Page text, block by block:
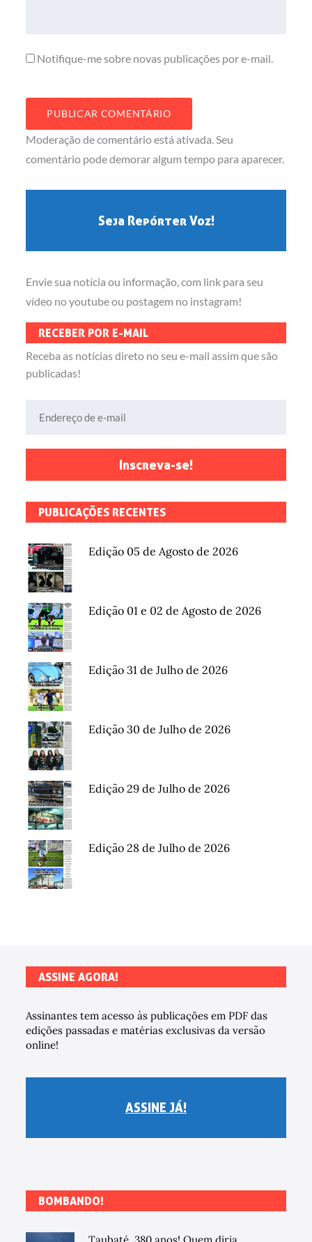
Notifique-me sobre novas publicações por e-mail.
Moderação de comentário está ativada. Seu
comentário pode demorar algum tempo para aparecer.
Seja Repórter Voz!
Envie sua notícia ou informação, com link para seu
vídeo no youtube ou postagem no instagram!
RECEBER POR E-MAIL
Receba as notícias direto no seu e-mail assim que são
publicadas!
Inscreva-se!
PUBLICAÇÕES RECENTES
Edição 05 de Agosto de 2026
Edição 01 e 02 de Agosto de 2026
Edição 31 de Julho de 2026
Edição 30 de Julho de 2026
Edição 29 de Julho de 2026
Edição 28 de Julho de 2026
ASSINE AGORA!
Assinantes tem acesso às publicações em PDF das
edições passadas e matérias exclusivas da versão
online!
ASSINE JÁ!
BOMBANDO!